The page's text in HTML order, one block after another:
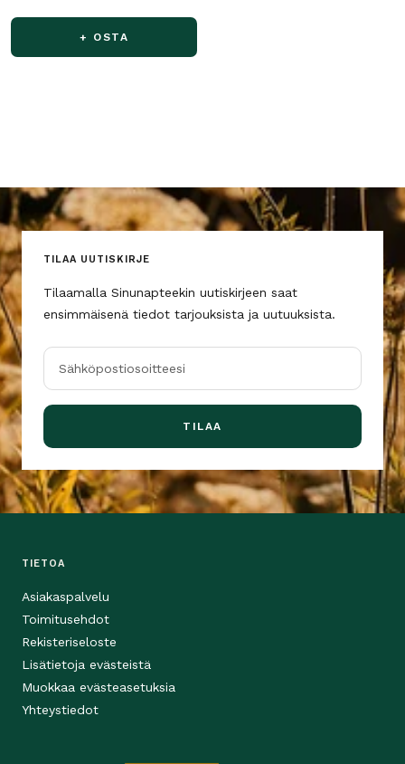
+ OSTA
TILAA UUTISKIRJE
Tilaamalla Sinunapteekin uutiskirjeen saat
ensimmäisenä tiedot tarjouksista ja uutuuksista.
Sähköpostiosoitteesi
TILAA
TIETOA
Asiakaspalvelu
Toimitusehdot
Rekisteriseloste
Lisätietoja evästeistä
Muokkaa evästeasetuksia
Yhteystiedot